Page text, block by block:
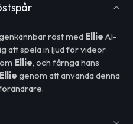
röst med Ellie AI-
att spela in ljud för videor
Ellie, och fårnga hans
Ellie genom att använda denna